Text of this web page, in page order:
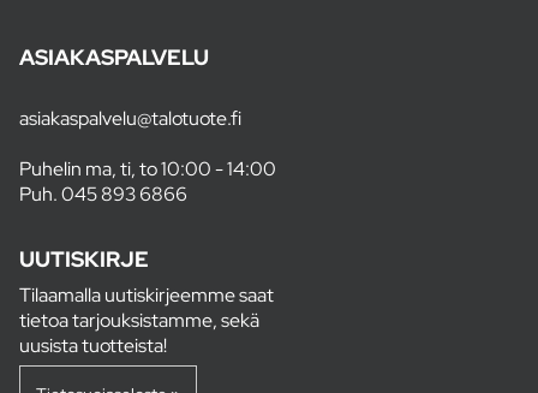
ASIAKASPALVELU
asiakaspalvelu@talotuote.fi
Puhelin ma, ti, to 10:00 - 14:00
Puh.045 893 6866
UUTISKIRJE
Tilaamalla uutiskirjeemme saat
tietoa tarjouksistamme, sekä
uusista tuotteista!